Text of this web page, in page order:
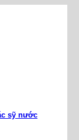
sỹ nước